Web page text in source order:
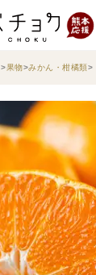
果物 みかん・柑橘類